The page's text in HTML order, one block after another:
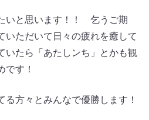
いと思います！！ 乞うご期
ただいて日々の疲れを癒して
たら「あたしンち」とかも観
です！
方々とみんなで優勝します！